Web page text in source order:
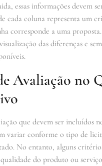
essas informações devem
cada coluna representa um
corresponde a uma proposta.
das diferenças e
Avaliação no
que devem ser incluídos
variar conforme o tipo de
No entanto, alguns
do produto ou